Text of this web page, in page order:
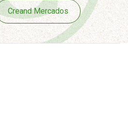
Creand Mercados